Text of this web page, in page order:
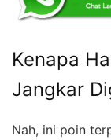
Kenapa
Jangkar
Nah, ini poin